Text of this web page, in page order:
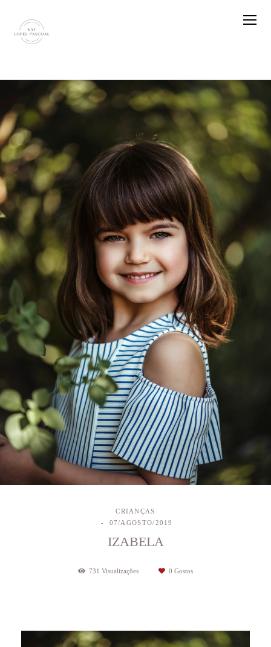
CRIANÇAS
07/AGOSTO/2019
IZABELA
731 Visualizações 0 Gostos